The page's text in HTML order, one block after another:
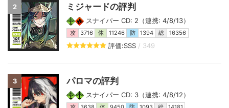
2 ミジャードの評判
スナイパー CD: 2（連携: 4/8/13）
攻 3716 体 11246 防 1394 総 16356
評価:SSS / 349
3 パロマの評判
スナイパー CD: 3（連携: 4/8/12）